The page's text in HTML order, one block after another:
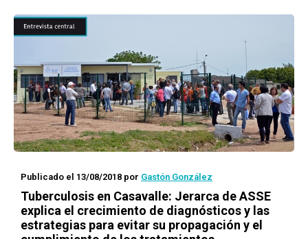
Publicado el 13/08/2018 por Gastón González
Tuberculosis en Casavalle: Jerarca de ASSE
explica el crecimiento de diagnósticos y las
estrategias para evitar su propagación y el